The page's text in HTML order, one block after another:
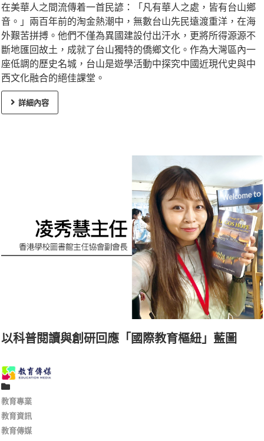
在美華人之間流傳着一首民諺：「凡有華人之處，皆有台山鄉
音。」兩百年前的淘金熱潮中，無數台山先民遠渡重洋，在海
外艱苦拼搏。他們不僅為異國建設付出汗水，更將所得源源不
斷地匯回故土，成就了台山獨特的僑鄉文化。作為大灣區內一
座低調的歷史名城，台山是遊學活動中探究中國近現代史與中
西文化融合的絕佳課堂。
詳細內容
以科普閱讀與創研回應「國際教育樞紐」藍圖
教育專業
教育資訊
教育傳媒